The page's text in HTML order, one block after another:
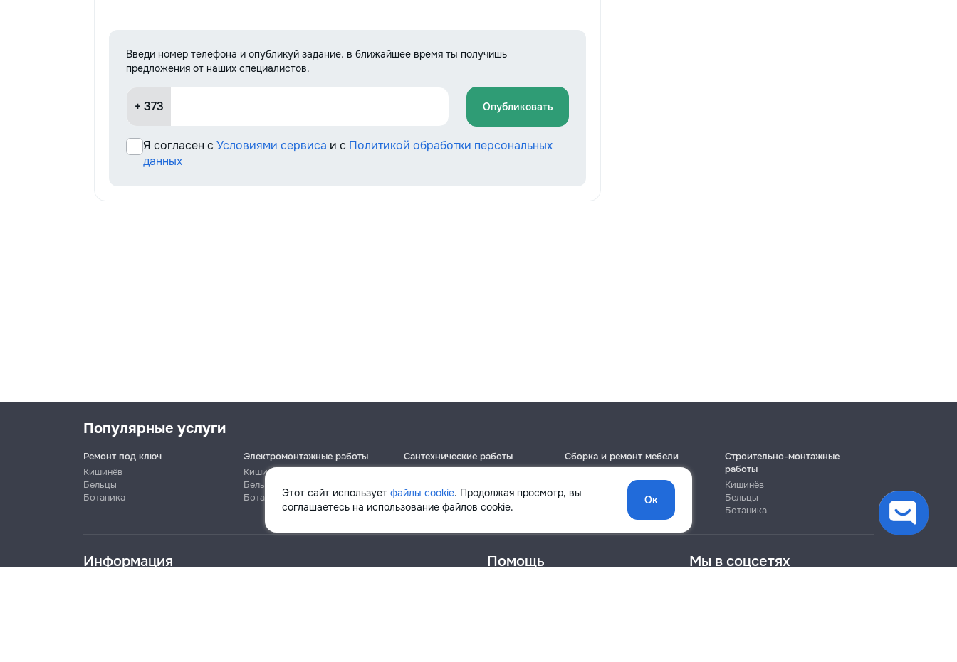
Введи номер телефона и опубликуй задание, в ближайшее время ты получишь
предложения от наших специалистов.
+ 373 Опубликовать
Я согласен с Условиями сервиса и с Политикой обработки персональных
данных
Телефон
Этот сайт использует файлы cookie. Продолжая просмотр, вы
соглашаетесь на использование файлов cookie.
Ок
Популярные услуги
Ремонт под ключ
Кишинёв
Бельцы
Ботаника
Электромонтажные работы
Кишинёв
Бельцы
Ботаника
Сантехнические работы
Ботаника
Сборка и ремонт мебели
Ботаника
Строительно-монтажные
работы
Кишинёв
Бельцы
Ботаника
Информация Помощь Мы в соцсетях